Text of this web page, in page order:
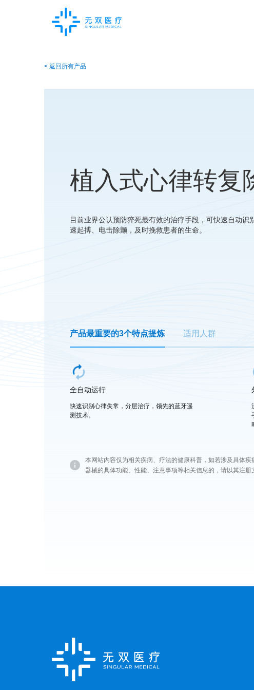
< 返回所有产品
植入式心律转复
目前业界公认预防猝死最有效的治疗手段，可快速自动识
速起搏、电击除颤，及时挽救患者的生命。
产品最重要的3个特点提炼 适用人群
全自动运行
快速识别心律失常，分层治疗，领先的蓝牙遥
测技术。
本网站内容仅为相关疾病、疗法的健康科普，如若涉及具体
器械的具体功能、性能、注意事项等相关信息的，请以其注册